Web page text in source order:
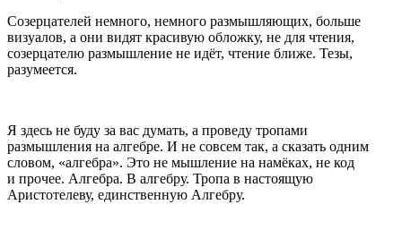
Созерцателей немного, немного размышляющих, больше
визуалов, а они видят красивую обложку, не для чтения,
созерцателю размышление не идёт, чтение ближе. Тезы,
разумеется.
Я здесь не буду за вас думать, а проведу тропами
размышления на алгебре. И не совсем так, а сказать одним
словом, «алгебра». Это не мышление на намёках, не код
и прочее. Алгебра. В алгебру. Тропа в настоящую
Аристотелеву, единственную Алгебру.